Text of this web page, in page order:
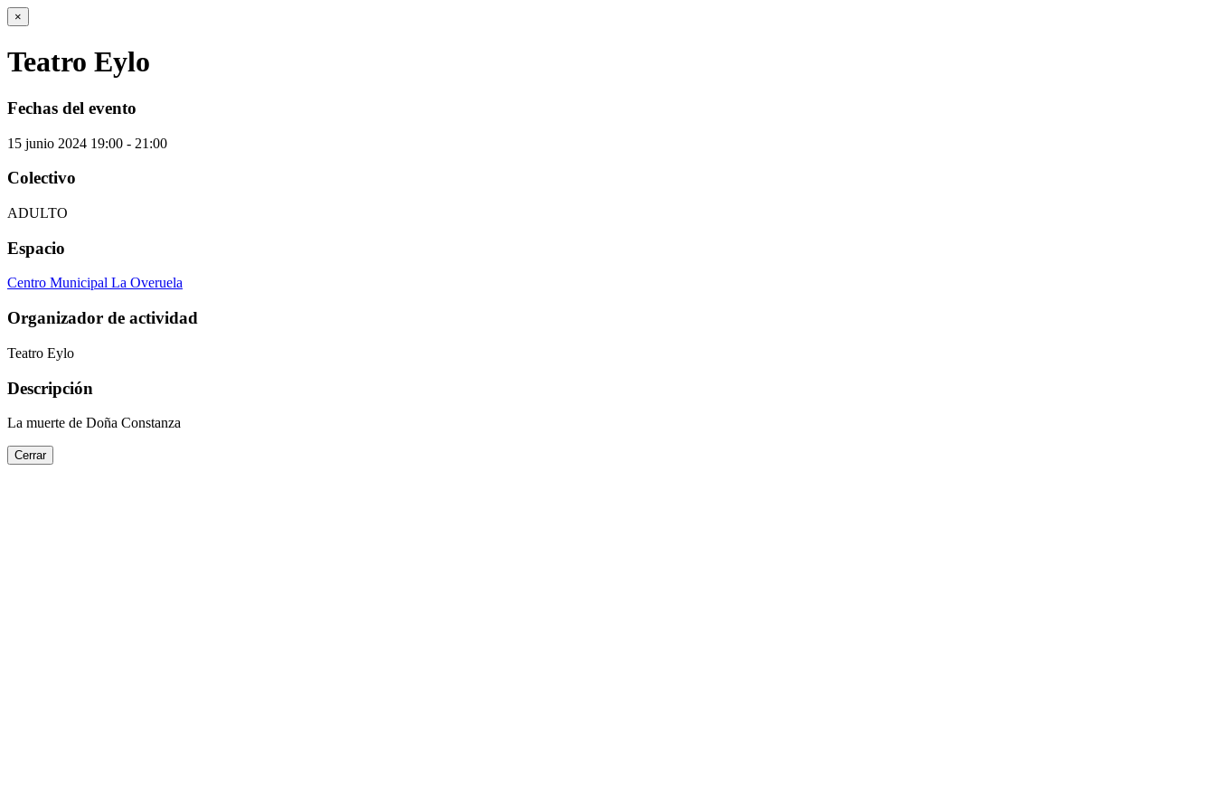
×
Teatro Eylo
Fechas del evento
15 junio 2024 19:00 - 21:00
Colectivo
ADULTO
Espacio
Centro Municipal La Overuela
Organizador de actividad
Teatro Eylo
Descripción
La muerte de Doña Constanza
Cerrar